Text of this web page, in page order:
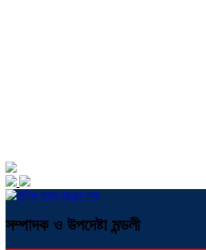
সম্পাদক ও উপদেষ্টা মন্ডলী